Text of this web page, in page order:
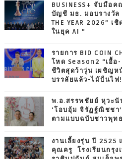
BUSINESS+ จับมือ
บัญชี มธ. มอบรางวัล
THE YEAR 2026” เ
ในยุค AI ”
รายการ BID COIN
โหด Season2 “เอื้
ชีวิตสุดว้าวุ่น เผชิญห
บรรลัยแล้ว-ไม้ปั่นไฟ
พ.อ.สรรพชัยย์ หุวะนั
‘โอบอุ้ม จิรัฏฐ์ณิชชา
ตามแบบฉบับชาวพุทธ
งานเลี้ยงรุ่น ปี
คุณครู โรงเรียนกรุง